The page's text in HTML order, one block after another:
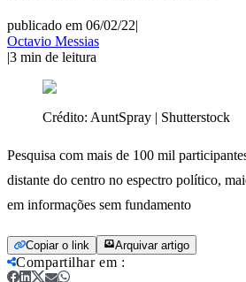
publicado em 06/02/22|
Octavio Messias
|3 min de leitura
Crédito: AuntSpray | Shutterstock
Pesquisa com mais de 100 mil
distante do centro no espectro político,
em informações sem fundamento
Copiar o link Arquivar artigo
Compartilhar em :